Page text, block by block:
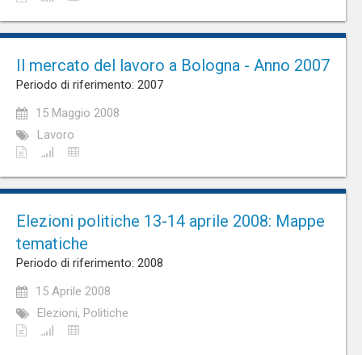
Il mercato del lavoro a Bologna - Anno 2007
Periodo di riferimento: 2007
15 Maggio 2008
Lavoro
Elezioni politiche 13-14 aprile 2008: Mappe
tematiche
Periodo di riferimento: 2008
15 Aprile 2008
Elezioni, Politiche